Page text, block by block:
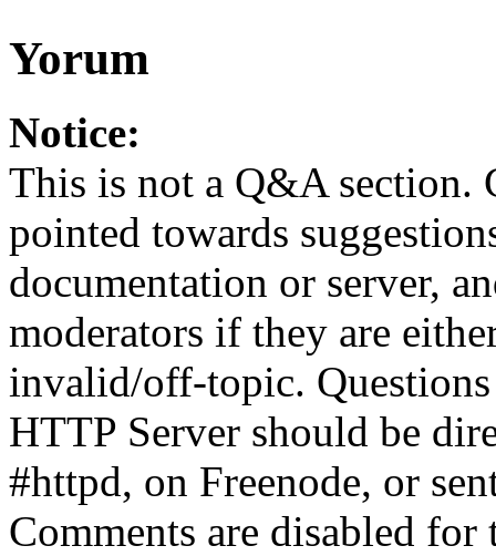
Yorum
Notice:
This is not a Q&A section.
pointed towards
documentation or server,
moderators if they are
invalid/off-topic.
HTTP Server should be
#httpd, on Freenode, or
Comments are disabled for